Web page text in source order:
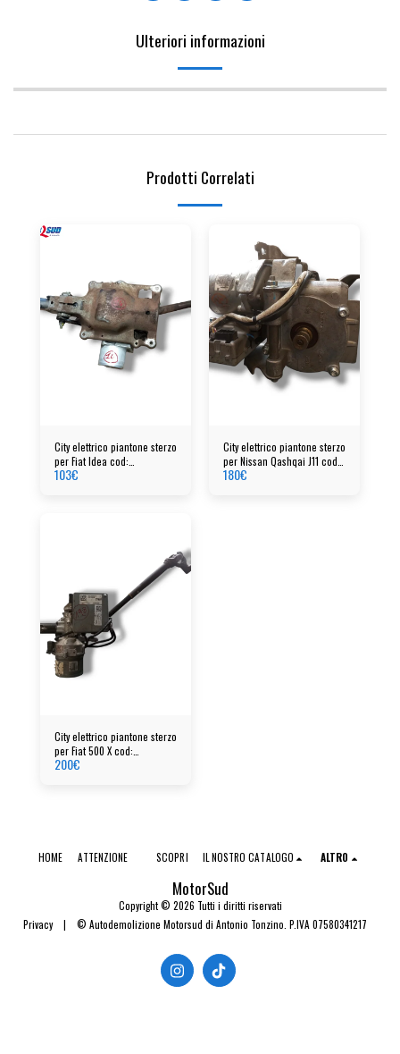
Ulteriori informazioni
Prodotti Correlati
City elettrico piantone sterzo
per Fiat Idea cod:
00517364610
103€
City elettrico piantone sterzo
per Nissan Qashqai J11 cod:
48810HV95B
180€
City elettrico piantone sterzo
per Fiat 500 X cod:
00520628920
200€
MotorSud
Copyright © 2026 Tutti i diritti riservati
Privacy| © Autodemolizione Motorsud di Antonio Tonzino. P.IVA 07580341217
HOME ATTENZIONE SCOPRI IL NOSTRO CATALOGO ALTRO